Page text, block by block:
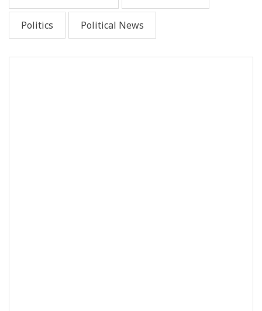
Politics Political News